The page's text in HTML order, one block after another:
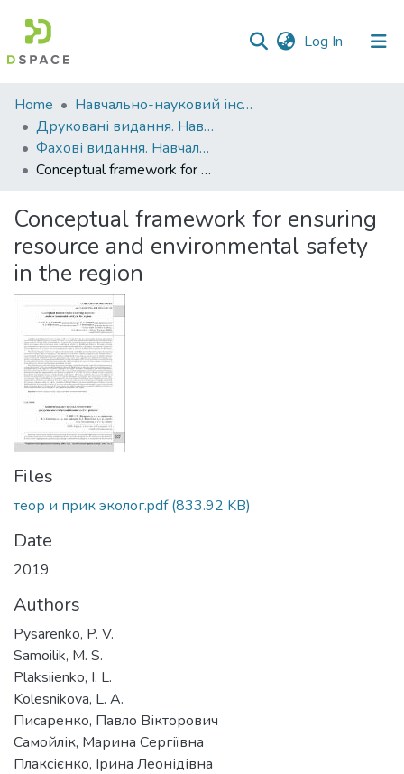
Log In (current)
Communities
&
Collections
All of DSpace
Statistics
Home
Навчально-науковий інститут агротехнологій, селекції та екології
Друковані видання. Навчально-науковий інститут агротехнологій, селекції та екології
Фахові видання. Навчально-науковий інститут агротехнологій, селекції та екології
Conceptual framework for ensuring resource and environmental safety in the region
Conceptual framework for ensuring
resource and environmental safety
in the region
Files
теор и прик эколог.pdf(833.92 KB)
Date
2019
Authors
Pysarenko, P. V.
Samoilik, M. S.
Plaksiienko, I. L.
Kolesnikova, L. A.
Писаренко, Павло Вікторович
Самойлік, Марина Сергіївна
Плаксієнко, Ірина Леонідівна